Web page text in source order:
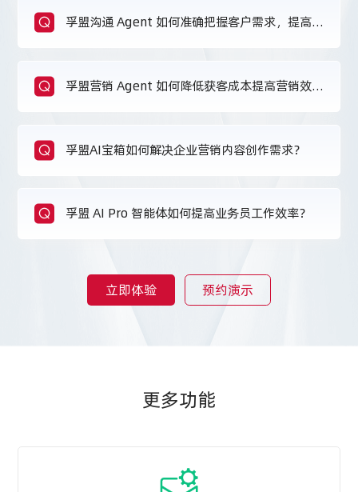
Q 孚盟沟通 Agent 如何准确把握客户需求，提高成
Q 孚盟营销 Agent 如何降低获客成本提高营销效
Q 孚盟AI宝箱如何解决企业营销内容创作需求？
Q 孚盟 AI Pro 智能体如何提高业务员工作效率？
立即体验 预约演示
更多功能